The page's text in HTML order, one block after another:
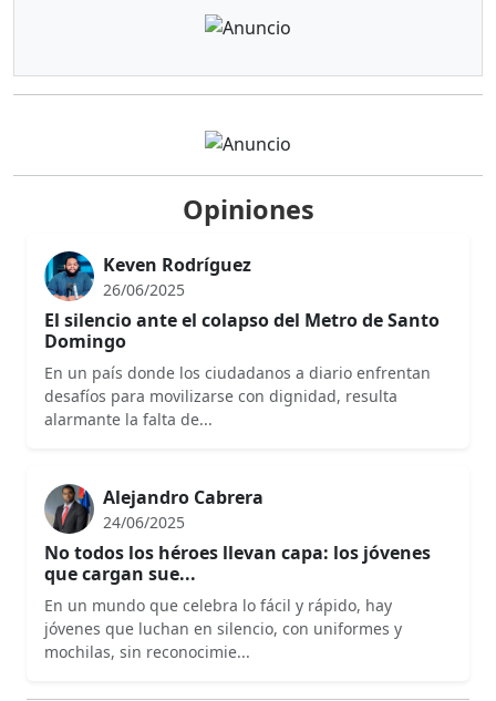
Opiniones
Keven Rodríguez
26/06/2025
El silencio ante el colapso del Metro de Santo
Domingo
En un país donde los ciudadanos a diario enfrentan
desafíos para movilizarse con dignidad, resulta
alarmante la falta de...
Alejandro Cabrera
24/06/2025
No todos los héroes llevan capa: los jóvenes
que cargan sue...
En un mundo que celebra lo fácil y rápido, hay
jóvenes que luchan en silencio, con uniformes y
mochilas, sin reconocimie...